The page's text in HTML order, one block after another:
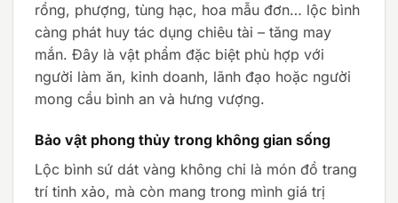
rồng, phượng, tùng hạc, hoa mẫu đơn… lộc bình
càng phát huy tác dụng chiêu tài – tăng may
mắn. Đây là vật phẩm đặc biệt phù hợp với
người làm ăn, kinh doanh, lãnh đạo hoặc người
mong cầu bình an và hưng vượng.
Bảo vật phong thủy trong không gian sống
Lộc bình sứ dát vàng không chỉ là món đồ trang
trí tinh xảo, mà còn mang trong mình giá trị